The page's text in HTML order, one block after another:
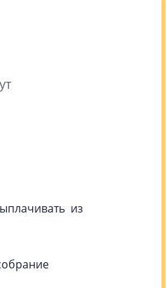
из
рынка?
в сфере девелопмента и